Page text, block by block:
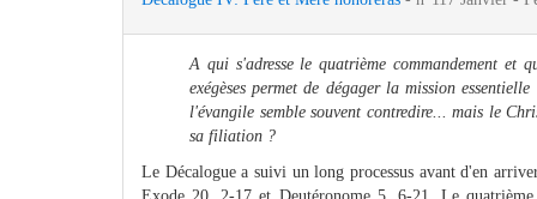
A qui s'adresse le quatrième commandement et
exégèses permet de dégager la mission
l'évangile semble souvent contredire... mais le
sa filiation ?
Le Décalogue a suivi un long processus avant d'en